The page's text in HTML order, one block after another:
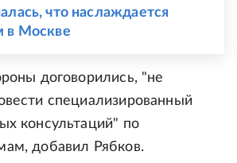
что наслаждается
в Москве
договорились, "не
специализированный
консультаций" по
добавил Рябков.